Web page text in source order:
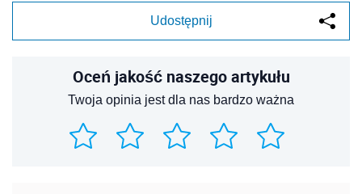
Udostępnij
Oceń jakość naszego artykułu
Twoja opinia jest dla nas bardzo ważna